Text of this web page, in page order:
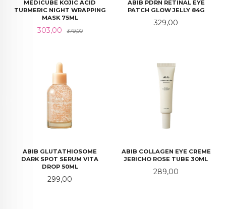
MEDICUBE KOJIC ACID
TURMERIC NIGHT WRAPPING
MASK 75ML
Tilbud
303,00 379,00Rabatt
ABIB PDRN RETINAL EYE
PATCH GLOW JELLY 84G
Pris
329,00
ABIB GLUTATHIOSOME
DARK SPOT SERUM VITA
DROP 50ML
Pris
299,00
ABIB COLLAGEN EYE CREME
JERICHO ROSE TUBE 30ML
Pris
289,00